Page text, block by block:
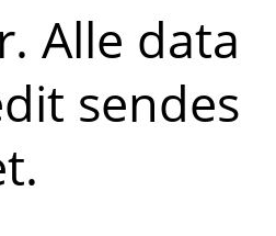
Alle data
sendes